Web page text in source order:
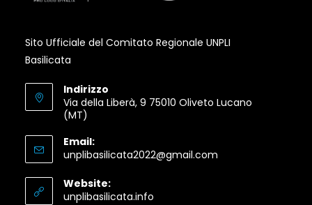
Sito Ufficiale del Comitato Regionale UNPLI
Basilicata
Indirizzo
Via della Liberà, 9 75010 Oliveto Lucano
(MT)
Email:
unplibasilicata2022@gmail.comOpens
Website:
unplibasilicata.infoOpens